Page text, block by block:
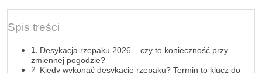
Spis treści
Desykacja rzepaku 2026 – czy to konieczność przy
zmiennej pogodzie?
Kiedy wykonać desykację rzepaku? Termin to klucz do